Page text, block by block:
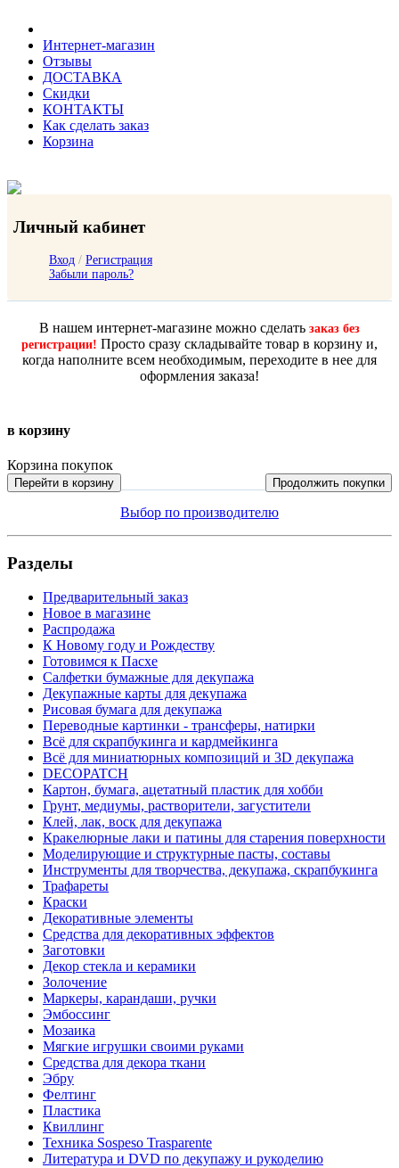
Интернет-магазин
Отзывы
ДОСТАВКА
Скидки
КОНТАКТЫ
Как сделать заказ
Корзина
Личный кабинет
Вход / Регистрация
Забыли пароль?
В нашем интернет-магазине можно сделать заказ без
регистрации! Просто сразу складывайте товар в корзину и,
когда наполните всем необходимым, переходите в нее для
оформления заказа!
в корзину
Корзина покупок
Перейти в корзину Продолжить покупки
Выбор по производителю
Разделы
Предварительный заказ
Новое в магазине
Распродажа
К Новому году и Рождеству
Готовимся к Пасхе
Салфетки бумажные для декупажа
Декупажные карты для декупажа
Рисовая бумага для декупажа
Переводные картинки - трансферы, натирки
Всё для скрапбукинга и кардмейкинга
Всё для миниатюрных композиций и 3D декупажа
DECOPATCH
Картон, бумага, ацетатный пластик для хобби
Грунт, медиумы, растворители, загустители
Клей, лак, воск для декупажа
Кракелюрные лаки и патины для старения поверхности
Моделирующие и структурные пасты, составы
Инструменты для творчества, декупажа, скрапбукинга
Трафареты
Краски
Декоративные элементы
Средства для декоративных эффектов
Заготовки
Декор стекла и керамики
Золочение
Маркеры, карандаши, ручки
Эмбоссинг
Мозаика
Мягкие игрушки своими руками
Средства для декора ткани
Эбру
Фелтинг
Пластика
Квиллинг
Техника Sospeso Trasparente
Литература и DVD по декупажу и рукоделию